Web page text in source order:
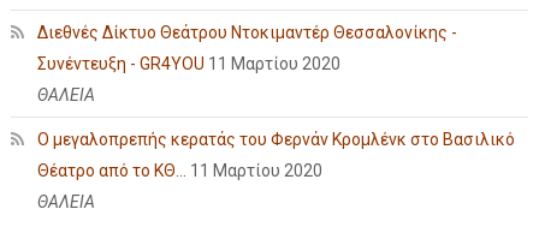
Διεθνές Δίκτυο Θεάτρου Ντοκιμαντέρ Θεσσαλονίκης -
Συνέντευξη - GR4YOU 11 Μαρτίου 2020
ΘΑΛΕΙΑ
Ο μεγαλοπρεπής κερατάς του Φερνάν Κρομλένκ στο Βασιλικό
Θέατρο από το ΚΘ...
11 Μαρτίου 2020
ΘΑΛΕΙΑ